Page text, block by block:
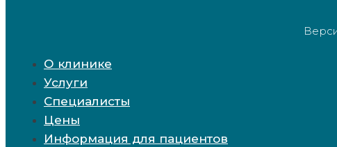
О клинике
Услуги
Специалисты
Цены
Информация для пациентов